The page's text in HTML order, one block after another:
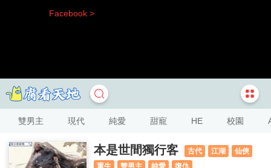
Facebook >
雙男主 現代 純愛 甜寵 HE 校園
本是世間獨行客 古代 江湖
仙俠
重生
雙男主 純愛
復仇